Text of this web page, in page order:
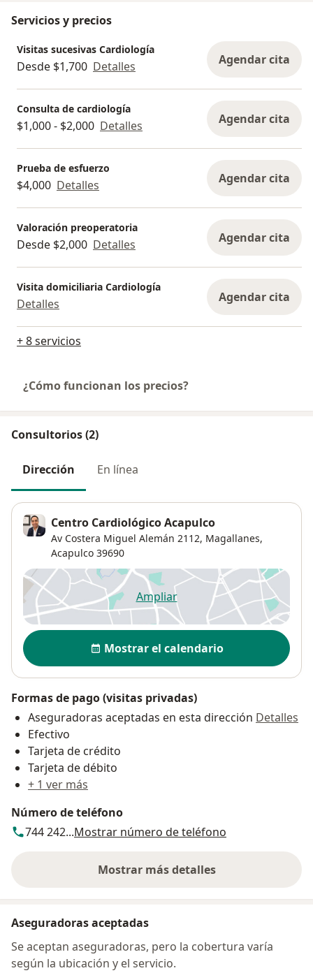
Servicios y precios
Visitas sucesivas Cardiología
Desde $1,700 Detalles Agendar cita
Consulta de cardiología
$1,000 - $2,000 Detalles Agendar cita
Prueba de esfuerzo
$4,000 Detalles Agendar cita
Valoración preoperatoria
Desde $2,000 Detalles Agendar cita
Visita domiciliaria Cardiología
Detalles Agendar cita
+ 8 servicios
¿Cómo funcionan los precios?
Consultorios (2)
Dirección En línea
Centro Cardiológico Acapulco
Av Costera Miguel Alemán 2112, Magallanes,
Acapulco 39690
Ampliarse abre en una nueva
Disponibilidad
Mostrar el calendario
Formas de pago (visitas privadas)
Aseguradoras aceptadas en esta dirección Detalles
Efectivo
Tarjeta de crédito
Tarjeta de débito
+ 1 ver más
Número de teléfono
744 242...Mostrar número de teléfono
Mostrar más detalles
sobre la dirección
Aseguradoras aceptadas
Se aceptan aseguradoras, pero la cobertura varía
según la ubicación y el servicio.